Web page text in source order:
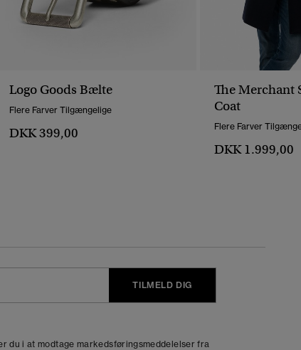
Logo Goods Bælte
Flere Farver Tilgængelige
DKK 399,00
The Merchant
Coat
Flere Farver
DKK 1.999,00
TILMELD DIG
du i at modtage markedsføringsmeddelelser fra